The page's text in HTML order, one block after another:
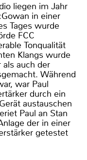
liegen im Jahr
in einer
Tages wurde
FCC
Tonqualität
Klangs wurde
als auch der
Während
war Paul
durch ein
austauschen
Paul an Stan
der in einer
getestet